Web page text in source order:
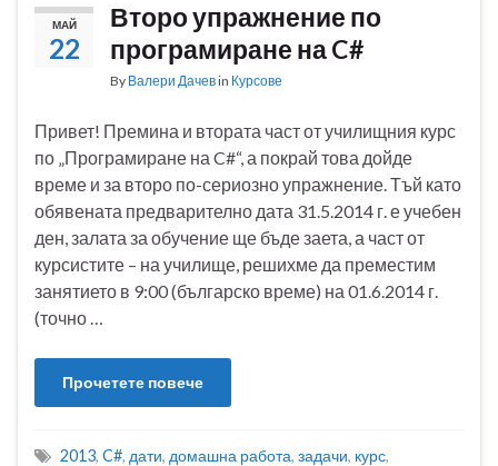
МАЙ
22
Второ упражнение по
програмиране на C#
By Валери Дачевin Курсове
Привет! Премина и втората част от училищния курс
по „Програмиране на C#“, а покрай това дойде
време и за второ по-сериозно упражнение. Тъй като
обявената предварително дата 31.5.2014 г. е учебен
ден, залата за обучение ще бъде заета, а част от
курсистите – на училище, решихме да преместим
занятието в 9:00 (българско време) на 01.6.2014 г.
(точно …
Прочетете повече
2013, C#, дати, домашна работа, задачи, курс,